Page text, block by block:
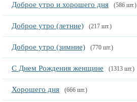
Доброе утро и хорошего дня (586 шт.)
Доброе утро (летние) (217 шт.)
Доброе утро (зимние) (770 шт.)
С Днем Рождения женщине (1313 шт.)
Хорошего дня (666 шт.)